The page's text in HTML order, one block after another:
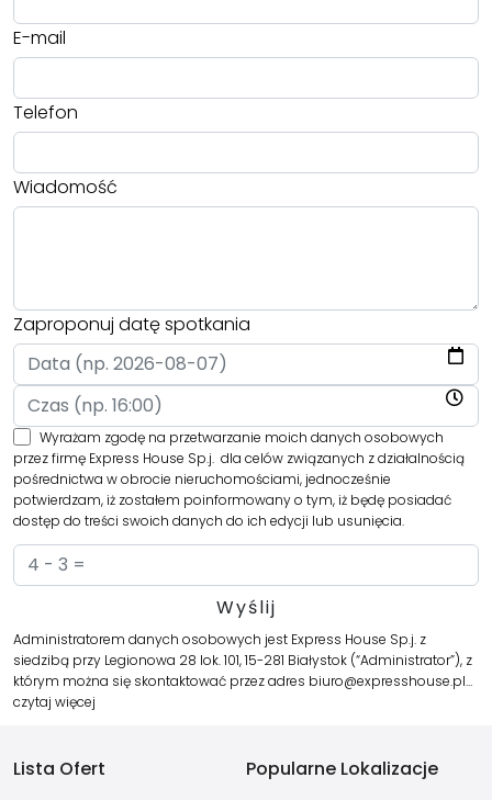
E-mail
Telefon
Wiadomość
Zaproponuj datę spotkania
Wyrażam zgodę na przetwarzanie moich danych osobowych
przez firmę Express House Sp.j. dla celów związanych z działalnością
pośrednictwa w obrocie nieruchomościami, jednocześnie
potwierdzam, iż zostałem poinformowany o tym, iż będę posiadać
dostęp do treści swoich danych do ich edycji lub usunięcia.
Administratorem danych osobowych jest Express House Sp.j. z
siedzibą przy Legionowa 28 lok. 101, 15-281 Białystok (“Administrator”), z
którym można się skontaktować przez adres biuro@expresshouse.pl…
czytaj więcej
Lista Ofert
Popularne Lokalizacje